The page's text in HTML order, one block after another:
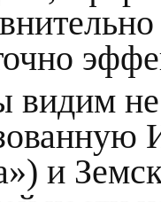
видим не
и